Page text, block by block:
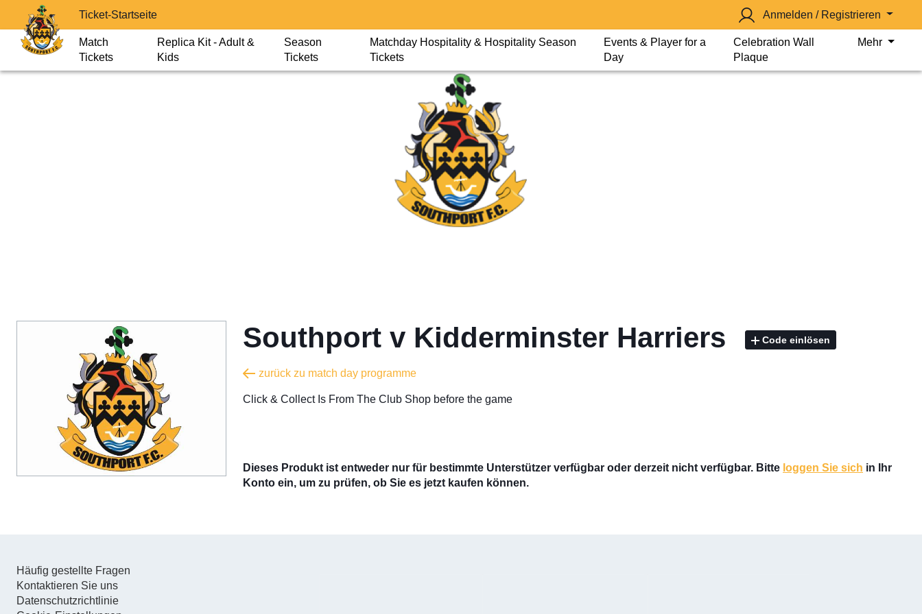
Ticket-Startseite Anmelden / Registrieren
Match
Tickets
Replica Kit - Adult &
Kids
Season
Tickets
Matchday Hospitality & Hospitality Season
Tickets
Events & Player for a
Day
Celebration Wall
Plaque
Mehr
Southport v Kidderminster Harriers Code einlösen
zurück zu match day programme
​Click & Collect Is From The Club Shop before the game
Dieses Produkt ist entweder nur für bestimmte Unterstützer verfügbar oder derzeit nicht verfügbar. Bitte loggen Sie sich in Ihr
Konto ein, um zu prüfen, ob Sie es jetzt kaufen können.
Häufig gestellte Fragen
Kontaktieren Sie uns
Datenschutzrichtlinie